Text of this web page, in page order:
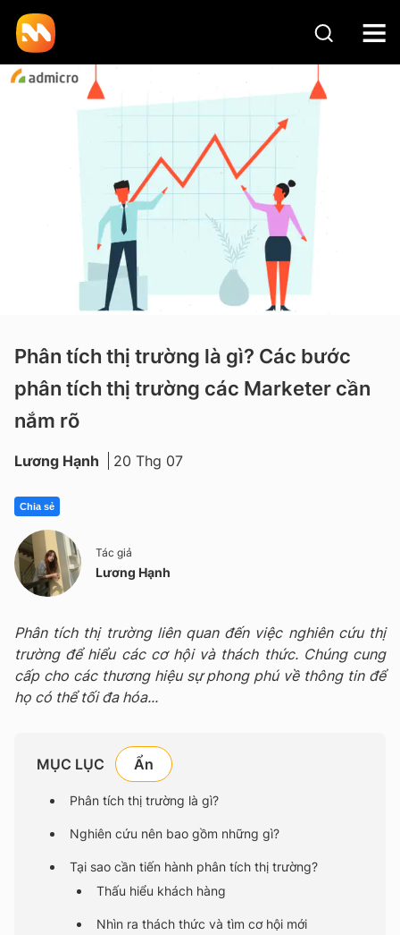
Phân tích thị trường là gì? Các bước
phân tích thị trường các Marketer cần
nắm rõ
Lương Hạnh 20 Thg 07
Chia sẻ
Tác giả
Lương Hạnh
Phân tích thị trường liên quan đến việc nghiên cứu thị
trường để hiểu các cơ hội và thách thức. Chúng cung
cấp cho các thương hiệu sự phong phú về thông tin để
họ có thể tối đa hóa...
MỤC LỤC
Phân tích thị trường là gì?
Nghiên cứu nên bao gồm những gì?
Tại sao cần tiến hành phân tích thị trường?
Thấu hiểu khách hàng
Nhìn ra thách thức và tìm cơ hội mới